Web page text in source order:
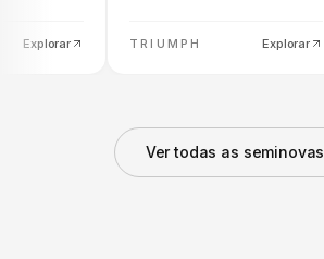
TRIUMPH Explorar
Ver todas as seminovas